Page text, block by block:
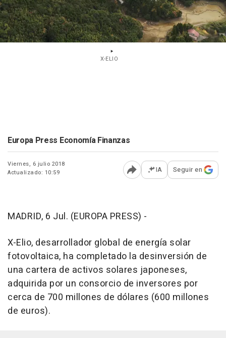
X-ELIO
Europa Press Economía Finanzas
Viernes, 6 julio 2018
Actualizado: 10:59
Abrir opciones para
IA Seguir en
MADRID, 6 Jul. (EUROPA PRESS) -
X-Elio, desarrollador global de energía solar
fotovoltaica, ha completado la desinversión de
una cartera de activos solares japoneses,
adquirida por un consorcio de inversores por
cerca de 700 millones de dólares (600 millones
de euros).